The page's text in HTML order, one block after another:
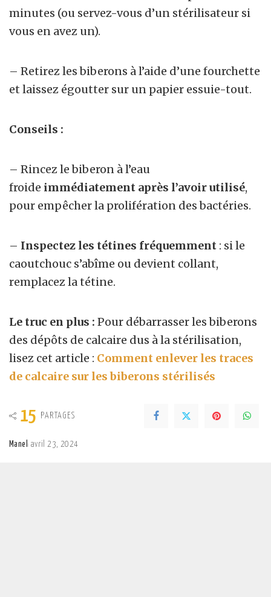
minutes (ou servez-vous d’un stérilisateur si
vous en avez un).
– Retirez les biberons à l’aide d’une fourchette
et laissez égoutter sur un papier essuie-tout.
Conseils :
– Rincez le biberon à l’eau
froide immédiatement après l’avoir utilisé,
pour empêcher la prolifération des bactéries.
– Inspectez les tétines fréquemment : si le
caoutchouc s’abîme ou devient collant,
remplacez la tétine.
Le truc en plus : Pour débarrasser les biberons
des dépôts de calcaire dus à la stérilisation,
lisez cet article : Comment enlever les traces
de calcaire sur les biberons stérilisés
15 PARTAGES
Manel avril 23, 2024